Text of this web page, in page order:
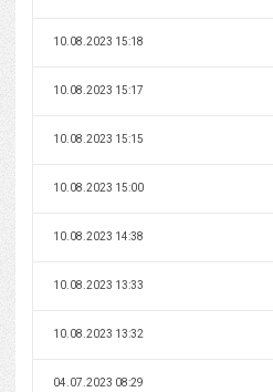
10.08.2023 15:18
10.08.2023 15:17
10.08.2023 15:15
10.08.2023 15:00
10.08.2023 14:38
10.08.2023 13:33
10.08.2023 13:32
04.07.2023 08:29